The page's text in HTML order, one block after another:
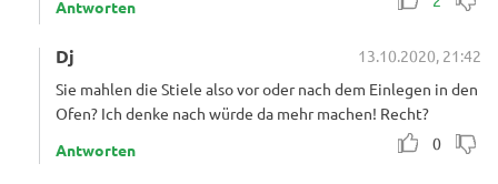
Antworten
Dj
13.10.2020, 21:42
Sie mahlen die Stiele also vor oder nach dem Einlegen in den
Ofen? Ich denke nach würde da mehr machen! Recht?
0
Antworten